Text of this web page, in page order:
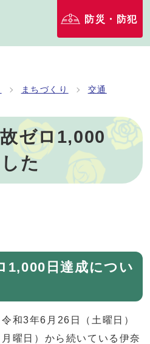
防災・防犯
まちづくり 交通
ゼロ1,000
た
1,000日達成につい
和3年6月26日（土曜日）
曜日）から続いている伊奈